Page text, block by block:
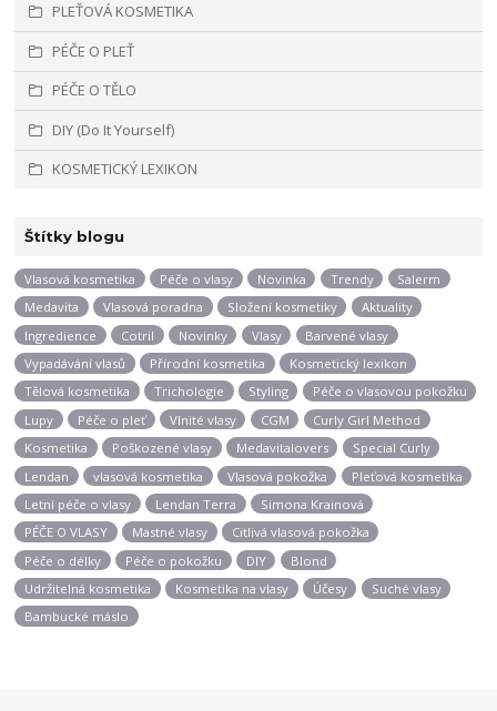
PLEŤOVÁ KOSMETIKA
PÉČE O PLEŤ
PÉČE O TĚLO
DIY (Do It Yourself)
KOSMETICKÝ LEXIKON
Štítky blogu
Vlasová kosmetika Péče o vlasy Novinka Trendy
Salerm
Medavita
Vlasová poradna Složení kosmetiky
Aktuality
Ingredience
Cotril Novinky Vlasy
Barvené vlasy
Vypadávání vlasů
Přírodní kosmetika
Kosmetický lexikon
Tělová kosmetika
Trichologie Styling
Péče o vlasovou pokožku
Lupy
Péče o pleť Vlnité vlasy CGM
Curly Girl Method
Kosmetika
Poškozené vlasy Medavitalovers
Special Curly
Lendan
vlasová kosmetika Vlasová pokožka
Pleťová kosmetika
Letní péče o vlasy
Lendan Terra
Simona Krainová
PÉČE O VLASY
Mastné vlasy
Citlivá vlasová pokožka
Péče o délky
Péče o pokožku DIY
Blond
Udržitelná kosmetika
Kosmetika na vlasy Účesy
Suché vlasy
Bambucké máslo